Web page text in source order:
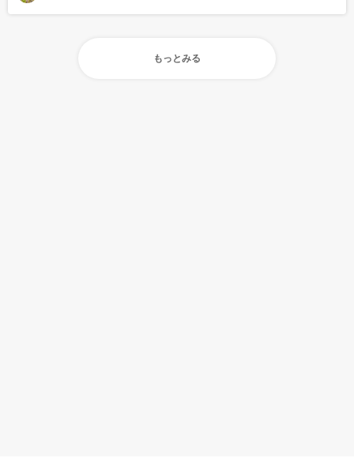
もっとみる